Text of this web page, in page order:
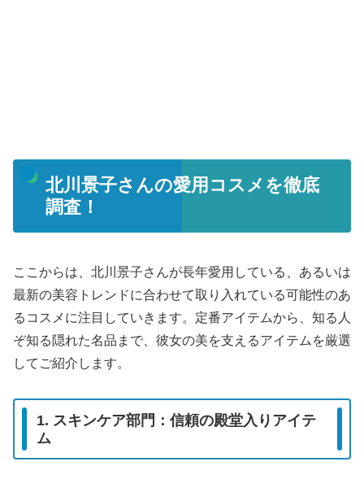
北川景子さんの愛用コスメを徹底
調査！
ここからは、北川景子さんが長年愛用している、あるいは
最新の美容トレンドに合わせて取り入れている可能性のあ
るコスメに注目していきます。定番アイテムから、知る人
ぞ知る隠れた名品まで、彼女の美を支えるアイテムを厳選
してご紹介します。
1. スキンケア部門：信頼の殿堂入りアイテ
ム